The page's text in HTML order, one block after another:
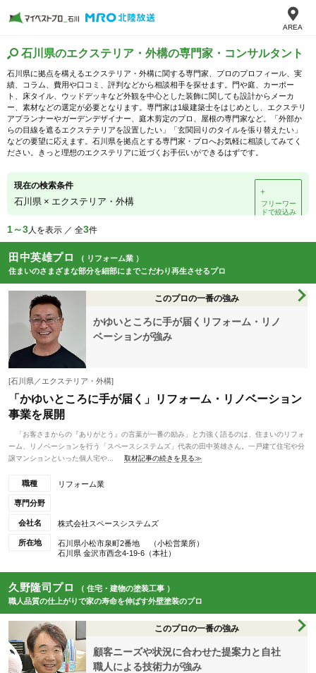
AREA
石川県のエクステリア・外構の専門家・コンサルタント
石川県に拠点を構えるエクステリア・外構に関する専門家、プロのプロフィール、実
績、コラム、費用や口コミ、評判などから相談相手を探せます。門や庭、カーポー
ト、床タイル、ウッドデッキなど外観を中心とした装飾に関しても設計からメーカ
ー、素材などの選定が必要となります。専門家は1級建築士をはじめとし、エクステリ
アプランナーやガーデンデザイナー、庭木剪定のプロ、屋根の専門家など。「外部か
らの目線を遮るエクステテリアを設置したい」「玄関回りのタイルを張り替えたい」
などの要望に応えます。石川県を拠点とする専門家・プロへお気軽に相談してみてく
ださい。きっと理想のエクステリアに近づくお手伝いができるはずです。
現在の検索条件
石川県 × エクステリア・外構
＋
フリーワー
ドで絞込み
1～3人を表示 ／ 全3件
田中英雄プロ
（ リフォーム業 ）
住まいのさまざまな部分を細部にまでこだわり再生させるプロ
このプロの一番の強み
かゆいところに手が届くリフォーム・リノ
ベーションが強み
[石川県／エクステリア・外構]
「かゆいところに手が届く」リフォーム・リノベーション
事業を展開
「お客さまからの『ありがとう』の言葉が一番の励み」と力強く語るのは、住まいのリフォ
ーム、リノベーションを行う「スペースシステムズ」代表の田中英雄さん。一戸建て住宅や分
譲マンションといった個人宅や...
取材記事の続きを見る≫
職種 リフォーム業
専門分野
会社名 株式会社スペースシステムズ
所在地
石川県小松市泉町2番地 （小松営業所）
石川県 金沢市西念4-19-6（本社）
久野隆司プロ
（ 住宅・建物の塗装工事 ）
職人品質の仕上がりで家の寿命を伸ばす外壁塗装のプロ
このプロの一番の強み
顧客ニーズや状況に合わせた提案力と自社
職人による技術力が強み